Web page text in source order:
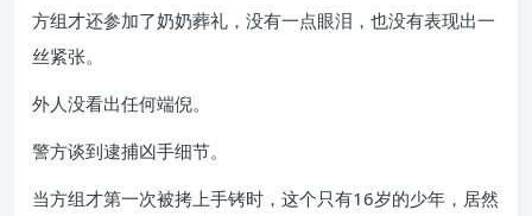
方组才还参加了奶奶葬礼，没有一点眼泪，也没有表现出一
丝紧张。
外人没看出任何端倪。
警方谈到逮捕凶手细节。
当方组才第一次被拷上手铐时，这个只有16岁的少年，居然